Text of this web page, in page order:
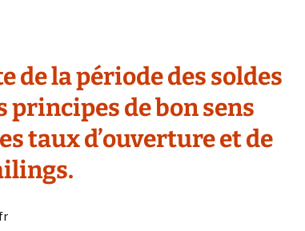
de la période des soldes
principes de bon sens
taux d’ouverture et de